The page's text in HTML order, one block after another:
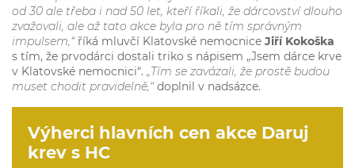
od 30 ale třeba i nad 50 let, kteří říkali, že dárcovství dlouho
zvažovali, ale až tato akce byla pro ně tím správným
impulsem,“říká mluvčí Klatovské nemocnice Jiří Kokoška
s tím, že prvodárci dostali triko s nápisem „Jsem dárce krve
v Klatovské nemocnici“. „Tím se zavázali, že prostě budou
muset chodit pravidelně,“doplnil v nadsázce.
Výherci hlavních cen akce Daruj
krev s HC